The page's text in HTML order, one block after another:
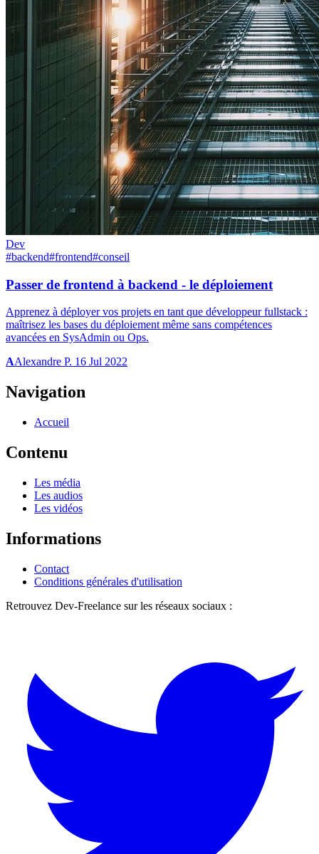
Dev
#backend#frontend#conseil
Passer de frontend à backend - le déploiement
Apprenez à déployer vos projets en tant que développeur fullstack :
maîtrisez les bases du déploiement même sans compétences
avancées en SysAdmin ou Ops.
AAlexandre P. 16 Jul 2022
Navigation
Accueil
Contenu
Les média
Les audios
Les vidéos
Informations
Contact
Conditions générales d'utilisation
Retrouvez Dev-Freelance sur les réseaux sociaux :